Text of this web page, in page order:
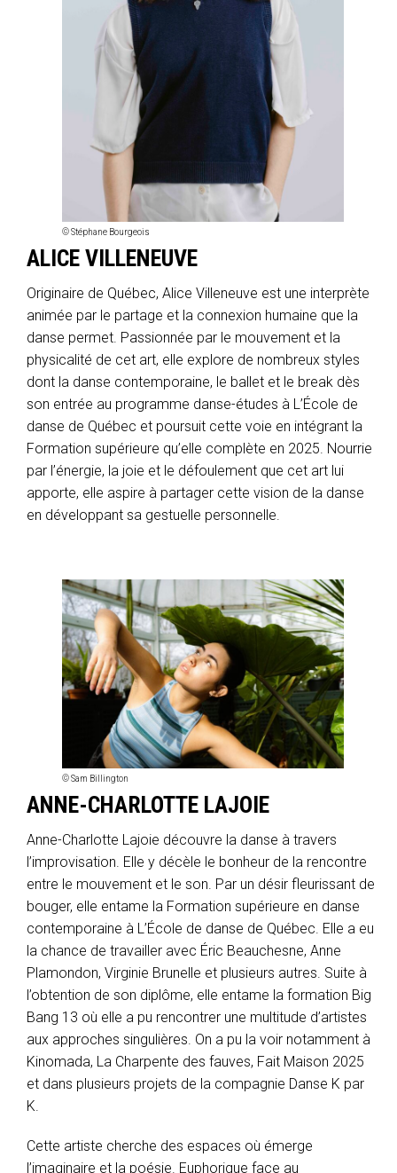
© Stéphane Bourgeois
ALICE VILLENEUVE
Originaire de Québec, Alice Villeneuve est une interprète
animée par le partage et la connexion humaine que la
danse permet. Passionnée par le mouvement et la
physicalité de cet art, elle explore de nombreux styles
dont la danse contemporaine, le ballet et le break dès
son entrée au programme danse-études à L’École de
danse de Québec et poursuit cette voie en intégrant la
Formation supérieure qu’elle complète en 2025. Nourrie
par l’énergie, la joie et le défoulement que cet art lui
apporte, elle aspire à partager cette vision de la danse
en développant sa gestuelle personnelle.
© Sam Billington
ANNE-CHARLOTTE LAJOIE
Anne-Charlotte Lajoie découvre la danse à travers
l’improvisation. Elle y décèle le bonheur de la rencontre
entre le mouvement et le son. Par un désir fleurissant de
bouger, elle entame la Formation supérieure en danse
contemporaine à L’École de danse de Québec. Elle a eu
la chance de travailler avec Éric Beauchesne, Anne
Plamondon, Virginie Brunelle et plusieurs autres. Suite à
l’obtention de son diplôme, elle entame la formation Big
Bang 13 où elle a pu rencontrer une multitude d’artistes
aux approches singulières. On a pu la voir notamment à
Kinomada, La Charpente des fauves, Fait Maison 2025
et dans plusieurs projets de la compagnie Danse K par
K.
Cette artiste cherche des espaces où émerge
l’imaginaire et la poésie. Euphorique face au